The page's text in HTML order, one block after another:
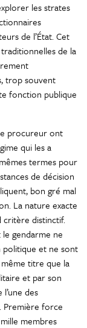
les strates
de l’État. Cet
de la
trop souvent
fonction publique
procureur ont
qui les a
termes pour
de décision
bon gré mal
La nature exacte
critère distinctif.
gendarme ne
politique et ne sont
même titre que la
et par son
des
Première force
membres